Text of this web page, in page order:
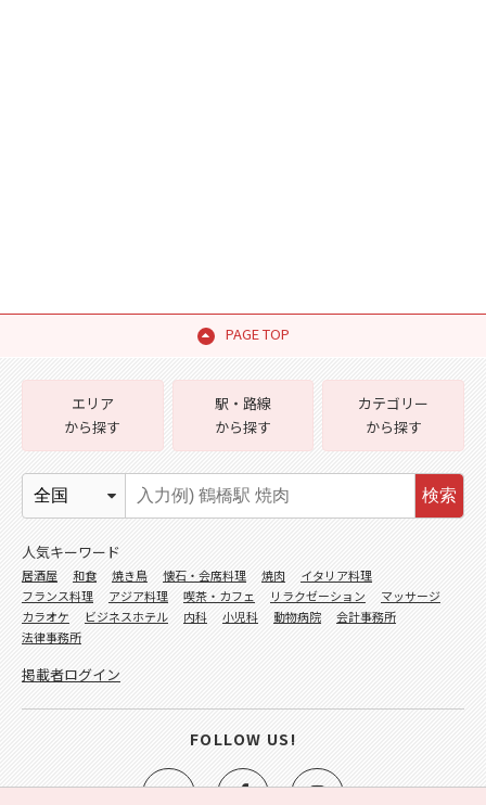
PAGE TOP
エリア
から探す
駅・路線
から探す
カテゴリー
から探す
検索
人気キーワード
居酒屋 和食 焼き鳥 懐石・会席料理 焼肉
イタリア料理
フランス料理
アジア料理 喫茶・カフェ リラクゼーション
マッサージ
カラオケ
ビジネスホテル 内科 小児科 動物病院
会計事務所
法律事務所
掲載者ログイン
FOLLOW US!